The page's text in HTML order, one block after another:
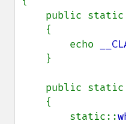
public
        echo
public
        static::